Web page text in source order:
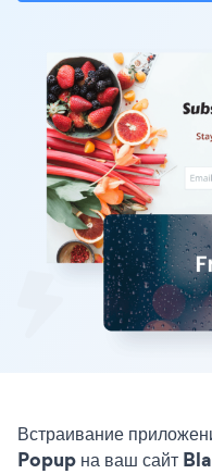
Встраивание
Popup на ваш сайт